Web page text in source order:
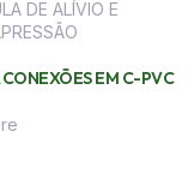
EM C-PVC